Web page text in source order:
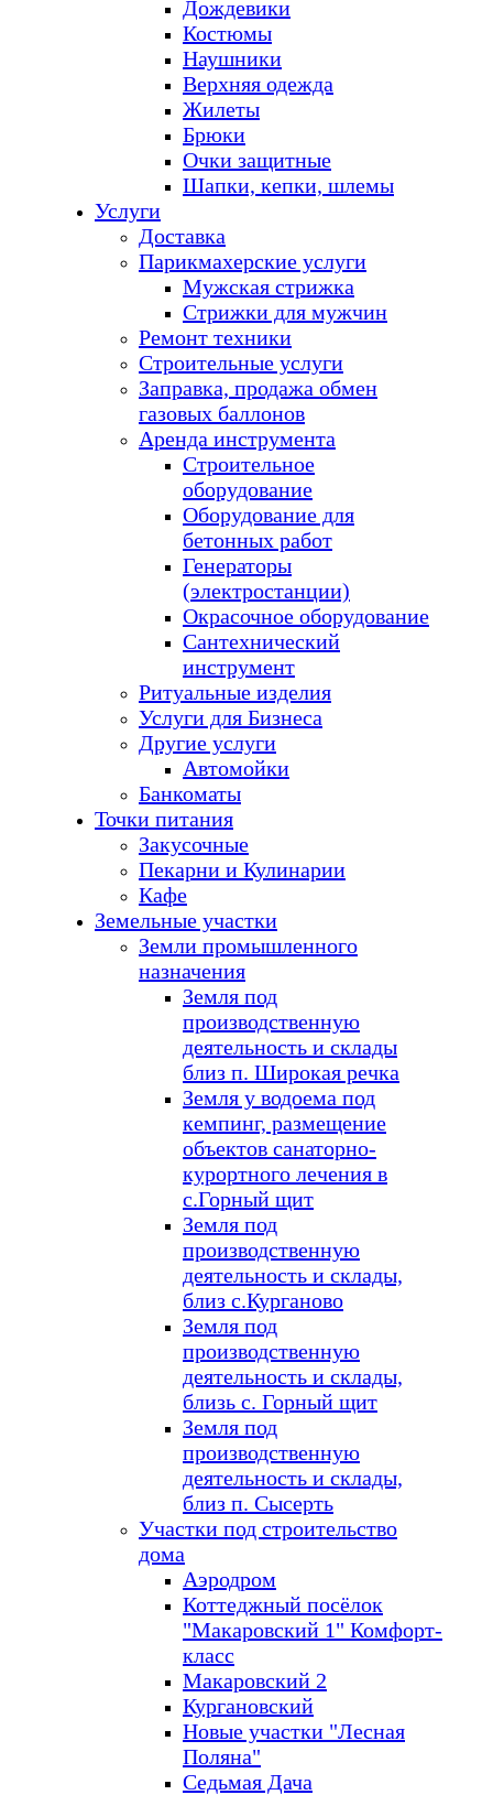
Дождевики
Костюмы
Наушники
Верхняя одежда
Жилеты
Брюки
Очки защитные
Шапки, кепки, шлемы
Услуги
Доставка
Парикмахерские услуги
Мужская стрижка
Стрижки для мужчин
Ремонт техники
Строительные услуги
Заправка, продажа обмен
газовых баллонов
Аренда инструмента
Строительное
оборудование
Оборудование для
бетонных работ
Генераторы
(электростанции)
Окрасочное оборудование
Сантехнический
инструмент
Ритуальные изделия
Услуги для Бизнеса
Другие услуги
Автомойки
Банкоматы
Точки питания
Закусочные
Пекарни и Кулинарии
Кафе
Земельные участки
Земли промышленного
назначения
Земля под
производственную
деятельность и склады
близ п. Широкая речка
Земля у водоема под
кемпинг, размещение
объектов санаторно-
курортного лечения в
с.Горный щит
Земля под
производственную
деятельность и склады,
близ с.Курганово
Земля под
производственную
деятельность и склады,
близь с. Горный щит
Земля под
производственную
деятельность и склады,
близ п. Сысерть
Участки под строительство
дома
Аэродром
Коттеджный посёлок
"Макаровский 1" Комфорт-
класс
Макаровский 2
Кургановский
Новые участки "Лесная
Поляна"
Седьмая Дача